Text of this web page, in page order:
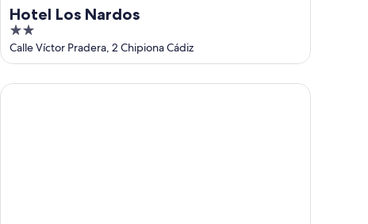
Hotel Los Nardos
2
out
of
5
Calle Víctor Pradera, 2 Chipiona Cádiz
Hostal El Faro